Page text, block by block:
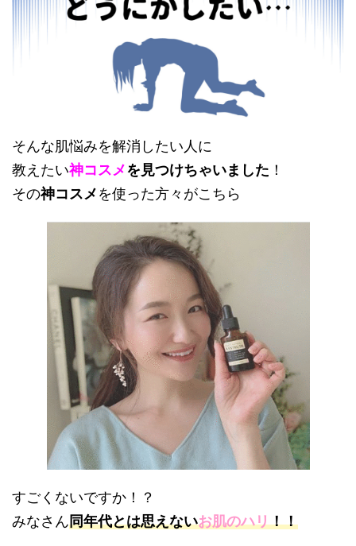
そんな肌悩みを解消したい人に
教えたい神コスメを見つけちゃいました ！
その神コスメを使った方々がこちら
すごくないですか！？
みなさん同年代とは思えないお肌のハリ！！